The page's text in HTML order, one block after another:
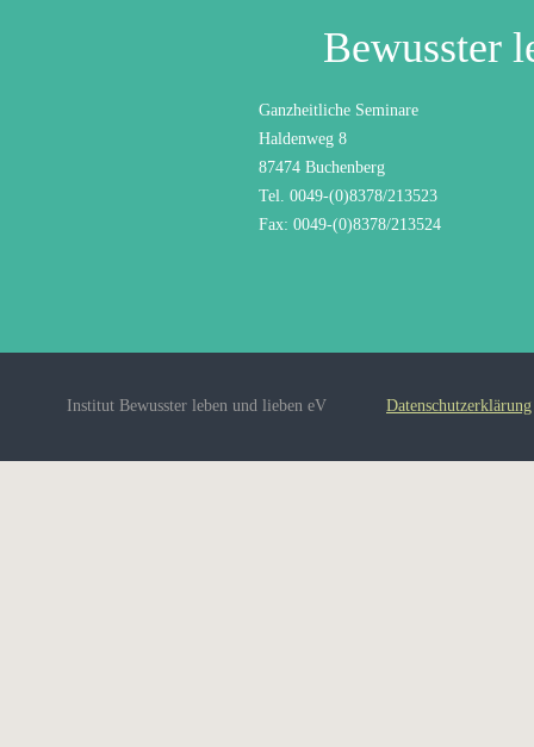
Bewusster
Ganzheitliche Seminare
Haldenweg 8
87474 Buchenberg
Tel. 0049-(0)8378/213523
Fax: 0049-(0)8378/213524
Institut Bewusster leben und lieben eV Datenschutzerklärung